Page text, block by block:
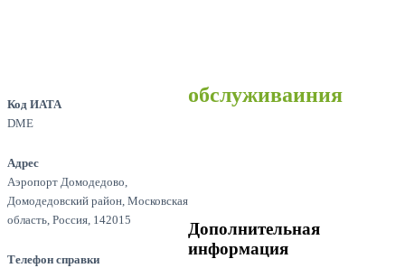
Код ИАТА
DME
Адрес
Аэропорт Домодедово,
Домодедовский район, Московская
область, Россия, 142015
Телефон справки
обслуживаиния
Дополнительная
информация